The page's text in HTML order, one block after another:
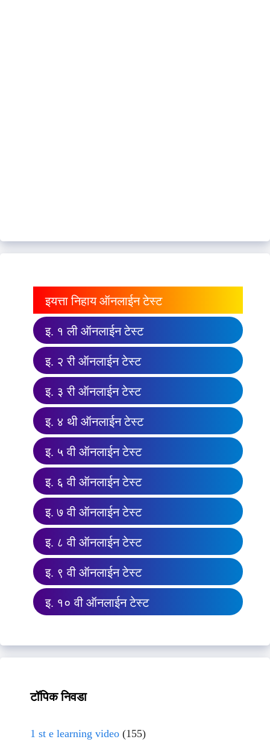
इयत्ता निहाय ऑनलाईन टेस्ट
इ. १ ली ऑनलाईन टेस्ट
इ. २ री ऑनलाईन टेस्ट
इ. ३ री ऑनलाईन टेस्ट
इ. ४ थी ऑनलाईन टेस्ट
इ. ५ वी ऑनलाईन टेस्ट
इ. ६ वी ऑनलाईन टेस्ट
इ. ७ वी ऑनलाईन टेस्ट
इ. ८ वी ऑनलाईन टेस्ट
इ. ९ वी ऑनलाईन टेस्ट
इ. १० वी ऑनलाईन टेस्ट
टॉपिक निवडा
1 st e learning video (155)